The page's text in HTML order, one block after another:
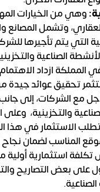
وهي من الخيارات
وتشمل المصانع
التي يتم تأجيرها
الصناعية
المملكة ازداد الاهتمام
تحقيق عوائد جيدة
مع الشركات، إلى
والتخزينية، وعلى
الاستثمار في هذا
المناسب لضمان
استثمارية أولية
على بعض التصاريح